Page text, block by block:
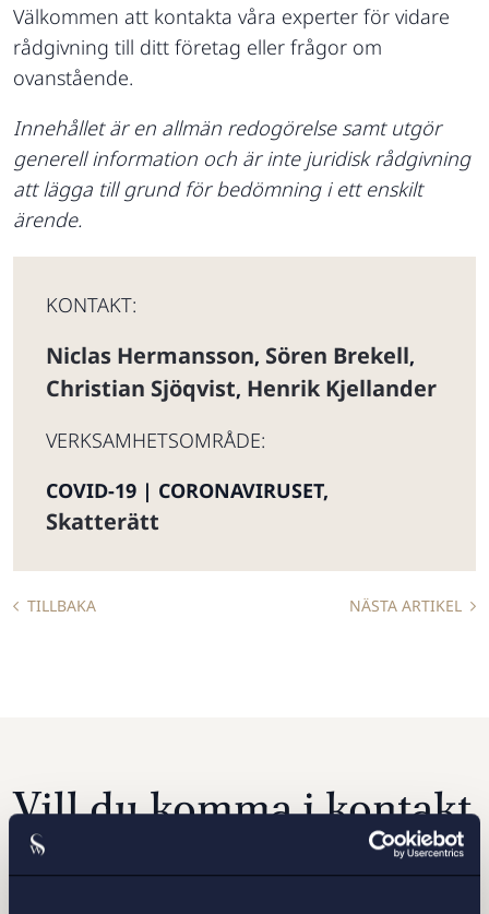
Välkommen att kontakta våra experter för vidare
rådgivning till ditt företag eller frågor om
ovanstående.
Innehållet är en allmän redogörelse samt utgör
generell information och är inte juridisk rådgivning
att lägga till grund för bedömning i ett enskilt
ärende.
KONTAKT:
Niclas Hermansson, Sören Brekell,
Christian Sjöqvist, Henrik Kjellander
VERKSAMHETSOMRÅDE:
COVID-19 | CORONAVIRUSET,
Skatterätt
TILLBAKA NÄSTA ARTIKEL
Vill du komma i kontakt
med oss?